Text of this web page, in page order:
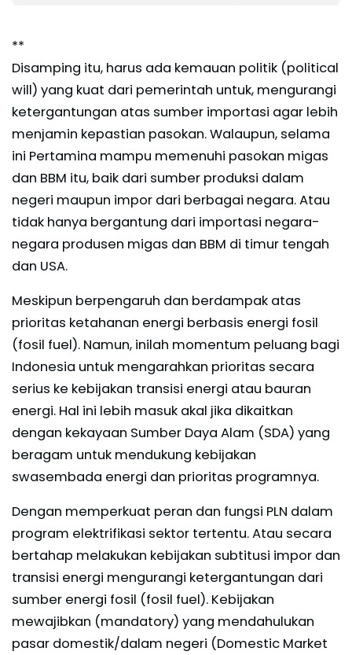
**
Disamping itu, harus ada kemauan politik (political
will) yang kuat dari pemerintah untuk, mengurangi
ketergantungan atas sumber importasi agar lebih
menjamin kepastian pasokan. Walaupun, selama
ini Pertamina mampu memenuhi pasokan migas
dan BBM itu, baik dari sumber produksi dalam
negeri maupun impor dari berbagai negara. Atau
tidak hanya bergantung dari importasi negara-
negara produsen migas dan BBM di timur tengah
dan USA.
Meskipun berpengaruh dan berdampak atas
prioritas ketahanan energi berbasis energi fosil
(fosil fuel). Namun, inilah momentum peluang bagi
Indonesia untuk mengarahkan prioritas secara
serius ke kebijakan transisi energi atau bauran
energi. Hal ini lebih masuk akal jika dikaitkan
dengan kekayaan Sumber Daya Alam (SDA) yang
beragam untuk mendukung kebijakan
swasembada energi dan prioritas programnya.
Dengan memperkuat peran dan fungsi PLN dalam
program elektrifikasi sektor tertentu. Atau secara
bertahap melakukan kebijakan subtitusi impor dan
transisi energi mengurangi ketergantungan dari
sumber energi fosil (fosil fuel). Kebijakan
mewajibkan (mandatory) yang mendahulukan
pasar domestik/dalam negeri (Domestic Market